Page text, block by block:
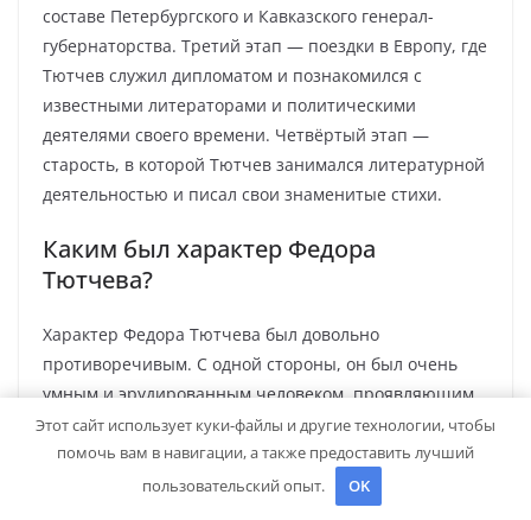
составе Петербургского и Кавказского генерал-
губернаторства. Третий этап — поездки в Европу, где
Тютчев служил дипломатом и познакомился с
известными литераторами и политическими
деятелями своего времени. Четвёртый этап —
старость, в которой Тютчев занимался литературной
деятельностью и писал свои знаменитые стихи.
Каким был характер Федора
Тютчева?
Характер Федора Тютчева был довольно
противоречивым. С одной стороны, он был очень
умным и эрудированным человеком, проявляющим
интерес к литературе, философии и политике. Он
владел несколькими иностранными языками и
хорошо знал европейскую культуру. С другой
стороны, он был мнительным и подозрительным,
Этот сайт использует куки-файлы и другие технологии, чтобы
помочь вам в навигации, а также предоставить лучший
пользовательский опыт.
OK